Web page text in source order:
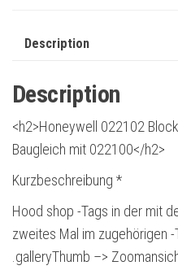
Description
Description
<h2>Honeywell 022102
Baugleich mit 022100</h2>
Kurzbeschreibung *
Hood shop -Tags in der mit
zweites Mal im zugehörigen
.galleryThumb –>